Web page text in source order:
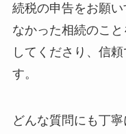
続税の申告をお願
なかった相続のこ
してくださり、信
す。
どんな質問にも丁